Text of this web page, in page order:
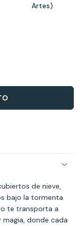
Artes)
de nieve,
bajo la tormenta
te transporta a
donde cada